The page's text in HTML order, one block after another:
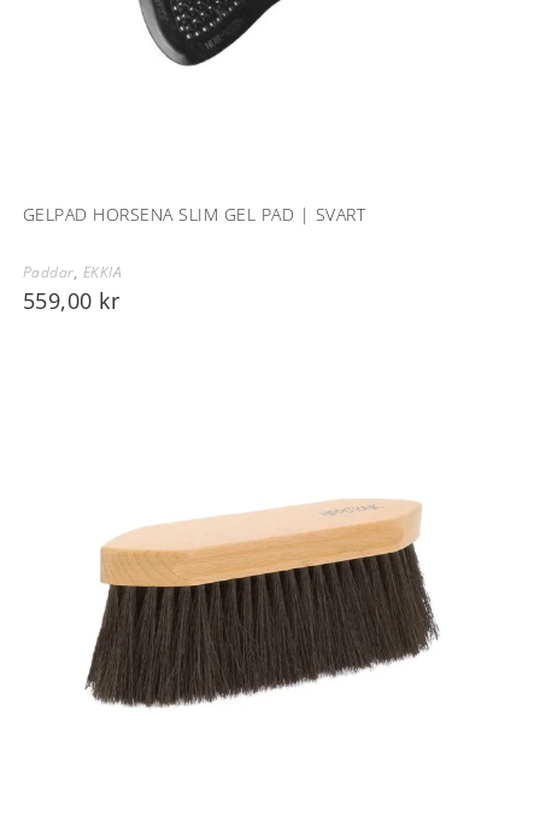
GELPAD HORSENA SLIM GEL PAD | SVART
Paddar, EKKIA
559,00 kr